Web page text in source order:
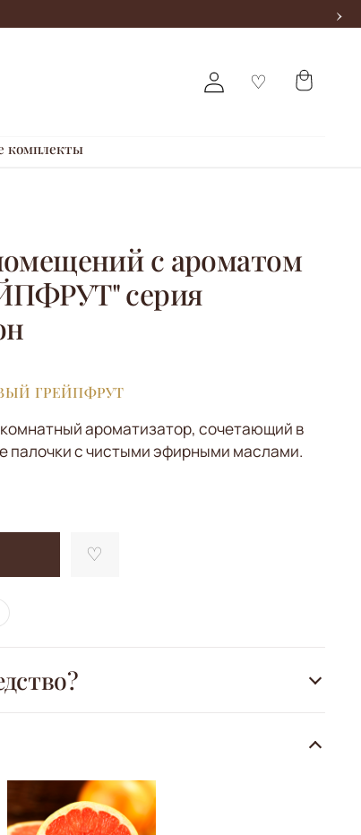
›
комплекты
с ароматом
серия
ГРЕЙПФРУТ
ароматизатор, сочетающий в
палочки с чистыми эфирными маслами.